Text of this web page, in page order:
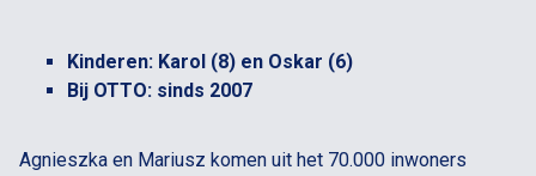
Kinderen: Karol (8) en Oskar (6)
Bij OTTO: sinds 2007
Agnieszka en Mariusz komen uit het 70.000 inwoners